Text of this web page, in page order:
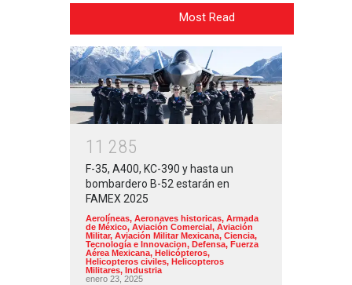
Most Read
1 1 285
F-35, A400, KC-390 y hasta un
bombardero B-52 estarán en
FAMEX 2025
Aerolíneas, Aeronaves historicas, Armada
de México, Aviación Comercial, Aviación
Militar, Aviación Militar Mexicana, Ciencia,
Tecnología e Innovacion, Defensa, Fuerza
Aérea Mexicana, Helicópteros,
Helicopteros civiles, Helicopteros
Militares, Industria
enero 23, 2025